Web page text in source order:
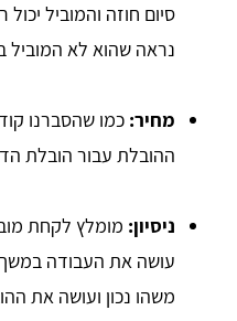
סיום חוזה והמוביל
נראה שהוא לא המוביל
מחיר: כמו שהסברנו
ההובלת עבור הובלת
ניסיון: מומלץ לקחת
עושה את העבודה
משהו נכון ועושה את